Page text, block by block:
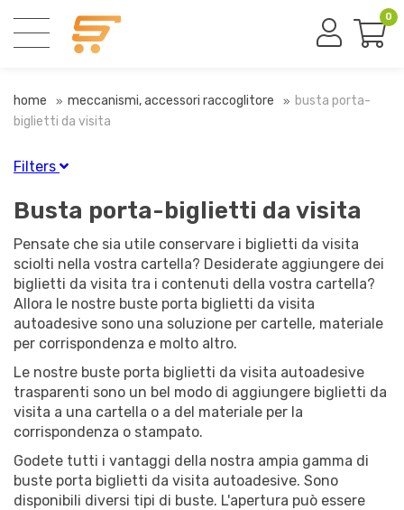
0
home meccanismi, accessori raccoglitore
busta porta-
biglietti da visita
Filters
Finitura
Autoadesiva
Autoadesivo (10)
Apertura sul lato corto / lungo
Apertura laterale corta(7)
Opening lange zijde(3)
Materiale
Plastica (10)
Busta porta-biglietti da visita
Pensate che sia utile conservare i biglietti da visita
sciolti nella vostra cartella? Desiderate aggiungere dei
biglietti da visita tra i contenuti della vostra cartella?
Allora le nostre buste porta biglietti da visita
autoadesive sono una soluzione per cartelle, materiale
per corrispondenza e molto altro.
Le nostre buste porta biglietti da visita autoadesive
trasparenti sono un bel modo di aggiungere biglietti da
visita a una cartella o a del materiale per la
corrispondenza o stampato.
Godete tutti i vantaggi della nostra ampia gamma di
buste porta biglietti da visita autoadesive. Sono
disponibili diversi tipi di buste. L'apertura può essere